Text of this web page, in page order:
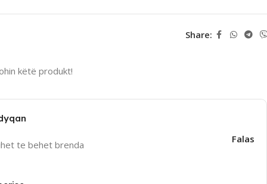
Share:
këtë produkt!
te behet brenda
Falas